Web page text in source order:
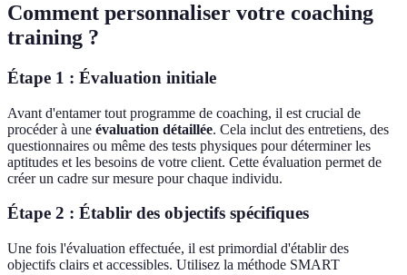
Comment personnaliser votre coaching
training ?
Étape 1 : Évaluation initiale
Avant d'entamer tout programme de coaching, il est crucial de
procéder à une évaluation détaillée. Cela inclut des entretiens, des
questionnaires ou même des tests physiques pour déterminer les
aptitudes et les besoins de votre client. Cette évaluation permet de
créer un cadre sur mesure pour chaque individu.
Étape 2 : Établir des objectifs spécifiques
Une fois l'évaluation effectuée, il est primordial d'établir des
objectifs clairs et accessibles. Utilisez la méthode SMART